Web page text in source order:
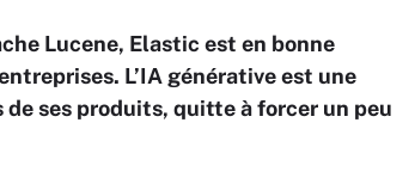
Lucene, Elastic est en bonne
L’IA générative est une
ses produits, quitte à forcer un peu